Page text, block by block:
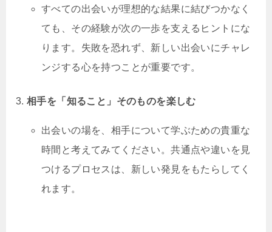
すべての出会いが理想的な結果に結びつかなく
ても、その経験が次の一歩を支えるヒントにな
ります。失敗を恐れず、新しい出会いにチャレ
ンジする心を持つことが重要です。
相手を「知ること」そのものを楽しむ
出会いの場を、相手について学ぶための貴重な
時間と考えてみてください。共通点や違いを見
つけるプロセスは、新しい発見をもたらしてく
れます。